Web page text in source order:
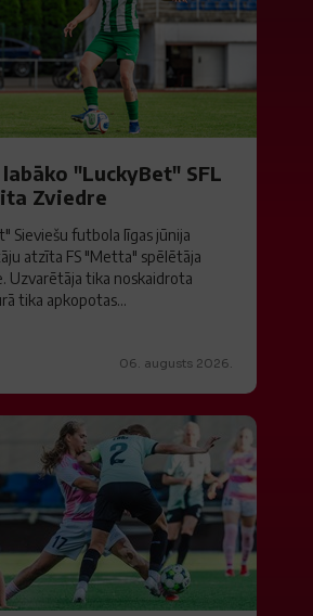
"LuckyBet" SFL
Zviedre
Sieviešu futbola līgas jūnija
atzīta FS "Metta" spēlētāja
Uzvarētāja tika noskaidrota
tika apkopotas...
06. augusts 2026.